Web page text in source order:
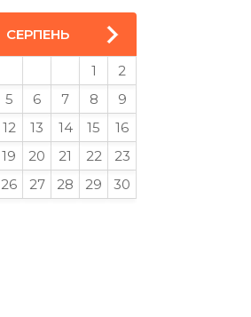
СЕРПЕНЬ
1
2
5 6 7 8
9
12 13 14 15
16
19 20 21 22
23
26 27 28 29
30